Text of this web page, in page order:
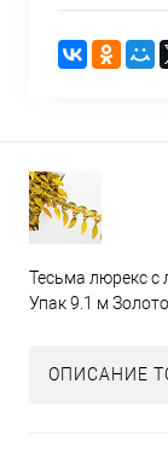
Тесьма люрекс с
Упак 9.1 м
ОПИСАНИЕ